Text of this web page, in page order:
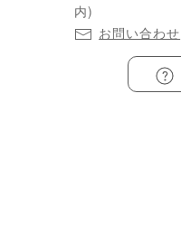
内)
お問い合わせ